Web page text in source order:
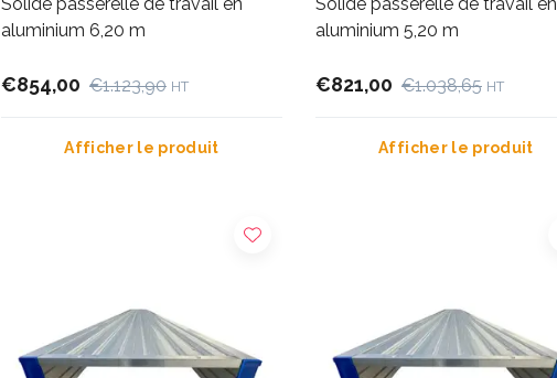
Solide passerelle de travail en
aluminium 6,20 m
€854,00 €1.123,90 HT
Afficher le produit
Solide passerelle de travail en
aluminium 5,20 m
€821,00 €1.038,65 HT
Afficher le produit